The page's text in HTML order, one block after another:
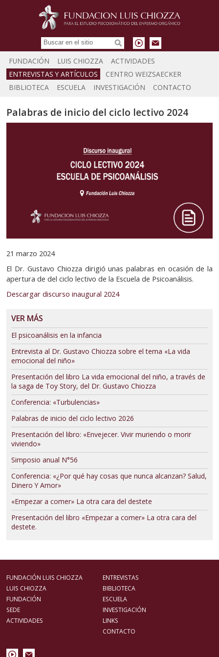
FUNDACIÓN LUIS CHIOZZA
ACTIVIDADES
ENTREVISTAS Y ARTÍCULOS
CENTRO WEIZSAECKER
BIBLIOTECA
ESCUELA INVESTIGACIÓN CONTACTO
Palabras de inicio del ciclo lectivo 2024
21 marzo 2024
El Dr. Gustavo Chiozza dirigió unas palabras en ocasión de la
apertura de del ciclo lectivo de la Escuela de Psicoanálisis.
Descargar discurso inaugural 2024
VER MÁS
El psicoanálisis en la infancia
Entrevista al Dr. Gustavo Chiozza sobre el tema «La vida
emocional del niño»
Presentación del libro La vida emocional del niño, a través de
la saga de Toy Story, del Dr. Gustavo Chiozza
Conferencia: «Turbulencias»
Palabras de inicio del ciclo lectivo 2026
Presentación del libro: «Envejecer. Vivir muriendo o morir
viviendo»
Simposio anual N°56
Conferencia: «¿Por qué hay cosas que nunca alcanzan? Salud,
Dinero Y Amor»
«Empezar a comer» La otra cara del destete
Presentación del libro «Empezar a comer» La otra cara del
destete.
FUNDACIÓN LUIS CHIOZZA
LUIS CHIOZZA
FUNDACIÓN
SEDE
ACTIVIDADES
ENTREVISTAS
BIBLIOTECA
ESCUELA
INVESTIGACIÓN
LINKS
CONTACTO